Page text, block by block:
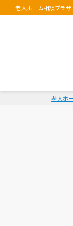
老人ホーム相談プラザ
老人ホ